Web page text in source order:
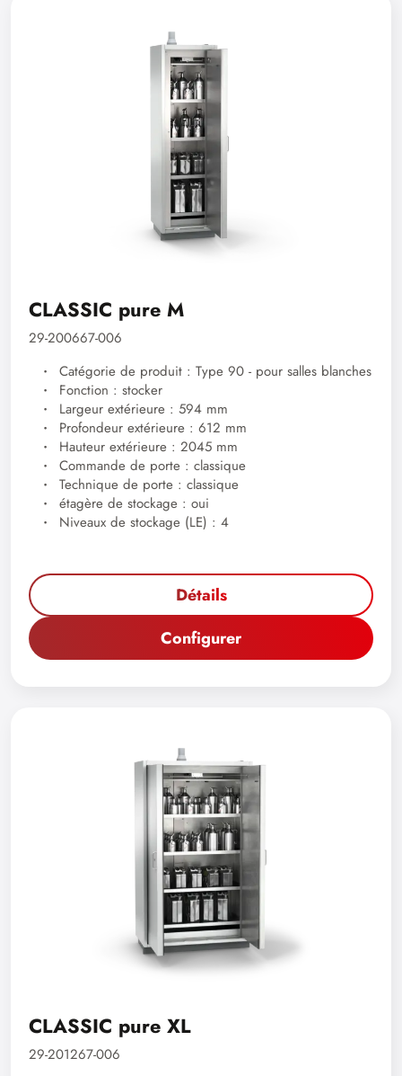
CLASSIC pure M
29-200667-006
Catégorie de produit : Type 90 - pour salles blanches
Fonction : stocker
Largeur extérieure : 594 mm
Profondeur extérieure : 612 mm
Hauteur extérieure : 2045 mm
Commande de porte : classique
Technique de porte : classique
étagère de stockage : oui
Niveaux de stockage (LE) : 4
Détails
Configurer
CLASSIC pure XL
29-201267-006